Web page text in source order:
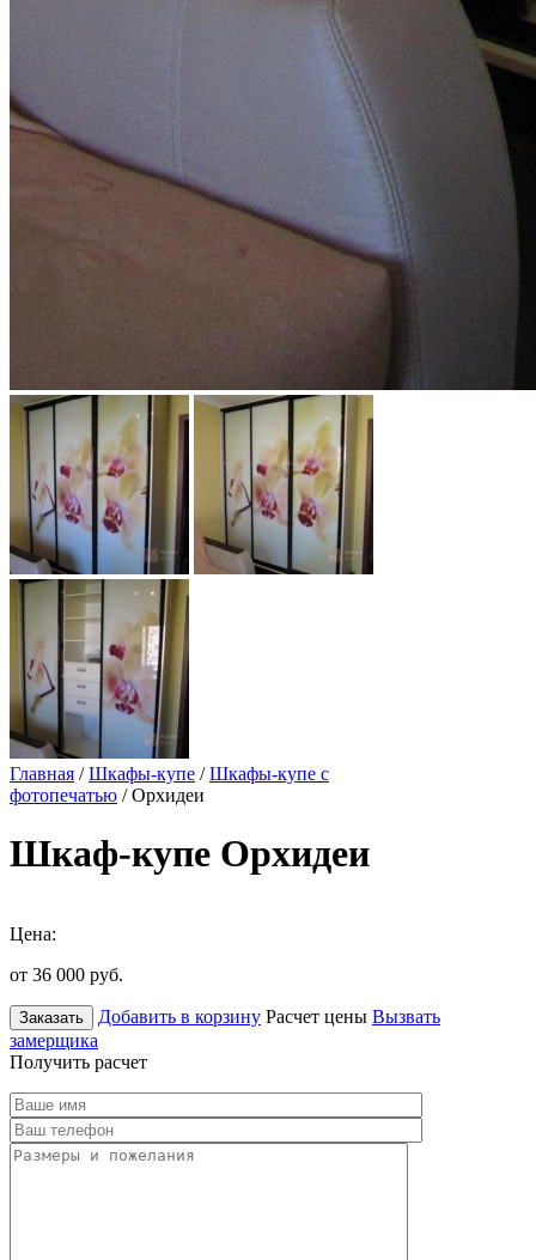
Главная /Шкафы-купе /Шкафы-купе с
фотопечатью / Орхидеи
Шкаф-купе Орхидеи
Цена:
от 36 000 руб.
Заказать Добавить в корзину Расчет цены Вызвать
замерщика
Получить расчет